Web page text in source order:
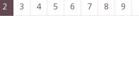
2 3 4 5 6 7 8 9